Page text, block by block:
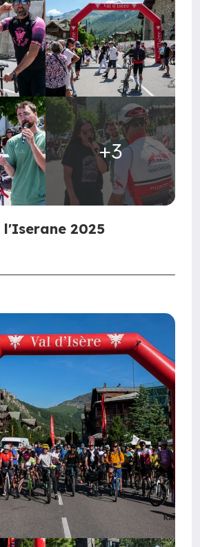
+3
l'Iserane 2025